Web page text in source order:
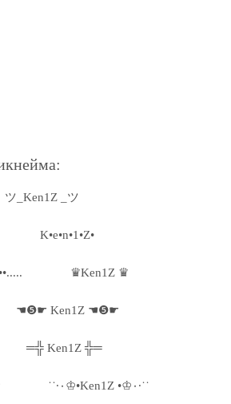
ツ_Ken1Z _ツ
K•e•n•1•Z•
♛Ken1Z ♛
☚❺☛ Ken1Z ☚❺☛
═╬ Ken1Z ╬═
˙˙·٠♔•Ken1Z •♔٠·˙˙